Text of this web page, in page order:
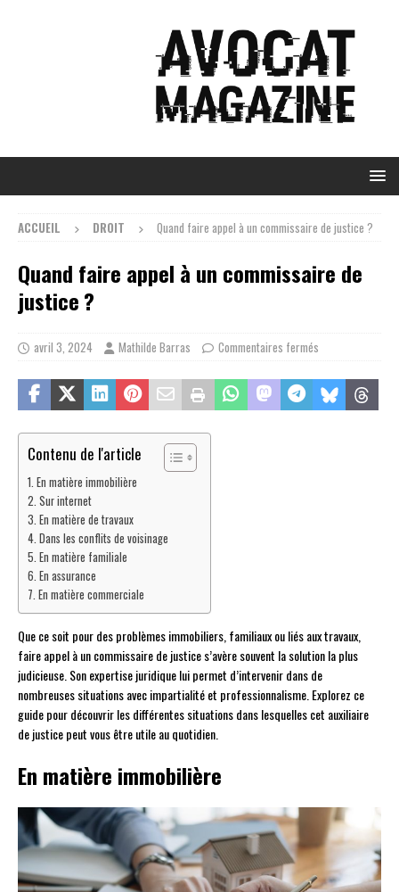
ACCUEIL DROIT Quand faire appel à un commissaire de justice ?
Quand faire appel à un commissaire de
justice ?
avril 3, 2024 Mathilde Barras Commentaires fermés
Contenu de l'article
En matière immobilière
Sur internet
En matière de travaux
Dans les conflits de voisinage
En matière familiale
En assurance
En matière commerciale
Que ce soit pour des problèmes immobiliers, familiaux ou liés aux travaux,
faire appel à un commissaire de justice s’avère souvent la solution la plus
judicieuse. Son expertise juridique lui permet d’intervenir dans de
nombreuses situations avec impartialité et professionnalisme. Explorez ce
guide pour découvrir les différentes situations dans lesquelles cet auxiliaire
de justice peut vous être utile au quotidien.
En matière immobilière